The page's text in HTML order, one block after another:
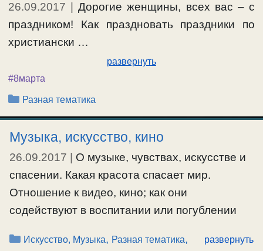
26.09.2017 |Дорогие женщины, всех вас – с
праздником! Как праздновать праздники по
христиански …
развернуть
#8марта
Рубрики
Разная тематика
Музыка, искусство, кино
26.09.2017 | О музыке, чувствах, искусстве и
спасении. Какая красота спасает мир.
Отношение к видео, кино; как они
содействуют в воспитании или погублении
Рубрики
Искусство, Музыка, Разная тематика, развернуть